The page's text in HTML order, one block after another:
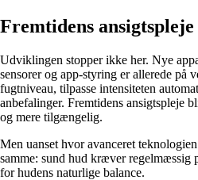
Fremtidens ansigtspleje
Udviklingen stopper ikke her. Nye
sensorer og app-styring er allerede på
fugtniveau, tilpasse intensiteten
anbefalinger. Fremtidens ansigtspleje
og mere tilgængelig.
Men uanset hvor avanceret
samme: sund hud kræver regelmæssig
for hudens naturlige balance.